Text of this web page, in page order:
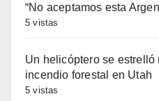
“No aceptamos esta
5 vistas
Un helicóptero se estrelló
incendio forestal en Utah
5 vistas